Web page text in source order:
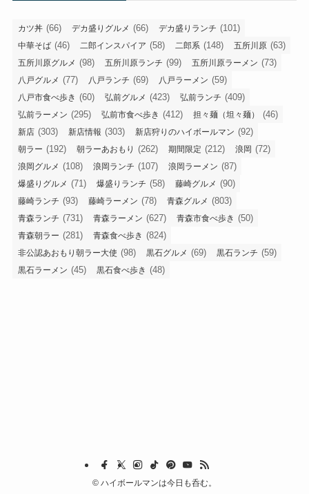
カツ丼 (66) デカ盛りグルメ (66) デカ盛りランチ (101)
中華そば (46) 二郎インスパイア (58) 二郎系 (148) 五所川原 (63)
五所川原グルメ (98) 五所川原ランチ (99) 五所川原ラーメン (73)
八戸グルメ (77) 八戸ランチ (69) 八戸ラーメン (59)
八戸市食べ歩き (60) 弘前グルメ (423) 弘前ランチ (409)
弘前ラーメン (295) 弘前市食べ歩き (412) 担々麺（坦々麺） (46)
新店 (303) 新店情報 (303) 新店狩りのハイボールマン (92)
朝ラー (192) 朝ラーあおもり (262) 期間限定 (212) 浪岡 (72)
浪岡グルメ (108) 浪岡ランチ (107) 浪岡ラーメン (87)
爆盛りグルメ (71) 爆盛りランチ (58) 藤崎グルメ (90)
藤崎ランチ (93) 藤崎ラーメン (78) 青森グルメ (803)
青森ランチ (731) 青森ラーメン (627) 青森市食べ歩き (50)
青森朝ラー (281) 青森食べ歩き (824)
非公認あおもり朝ラー大使 (98) 黒石グルメ (69) 黒石ランチ (59)
黒石ラーメン (45) 黒石食べ歩き (48)
© ハイボールマンは今日も呑む。